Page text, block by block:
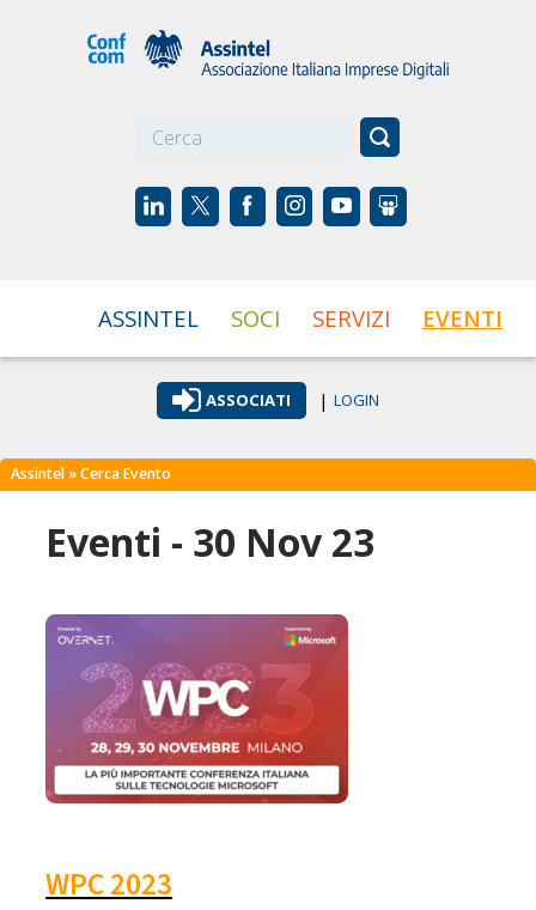
ASSINTEL SOCI SERVIZI EVENTI
ASSOCIATI | LOGIN
Assintel » Cerca Evento
Eventi - 30 Nov 23
WPC 2023